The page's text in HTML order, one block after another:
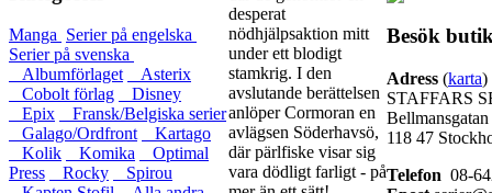
Manga Serier på engelska
Serier på svenska
Albumförlaget
Asterix
Cobolt förlag
Disney
Epix
Fransk/Belgiska serier
Galago/Ordfront
Kartago
Kolik
Komika
Optimal
Press
Rocky
Spirou
desperat
nödhjälpsaktion mitt
under ett blodigt
stamkrig. I den
avslutande berättelsen
anlöper Cormoran en
avlägsen Söderhavsö,
där pärlfiske visar sig
vara dödligt farligt - på
Besök
Adress (karta)
STAFFARS
Bellmansgatan
118 47
Telefon 08-